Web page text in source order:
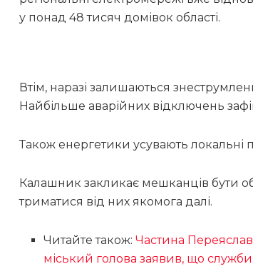
у понад 48 тисяч домівок області.
Втім, наразі залишаються
Найбільше аварійних відключень
Також енергетики усувають
Калашник закликає мешканців бути
триматися від них якомога далі.
Читайте також:Частина
міський голова заявив, що